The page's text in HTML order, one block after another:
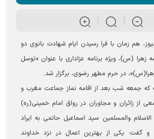
هم زمان با فرا رسیدن ایام شهادت بانوی دو
زهرا (س)، ویژه برنامه عزاداری با عنوان «توسل
در حرم مطهر رضوی، برگزار شد.
که جمعه شب بعد از اقامه نماز جماعت مغرب و
از زائران و مجاوران در رواق امام خمینی(ره)
والمسلمین سید اسماعیل حاتمی به ایراد
و گفت: یکی از بهترین اعمال در نزد خداوند